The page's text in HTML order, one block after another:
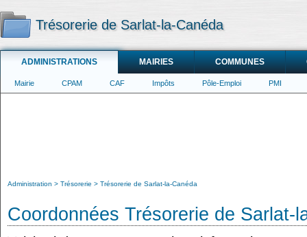
Trésorerie de Sarlat-la-Canéda
ADMINISTRATIONS MAIRIES COMMUNES
Mairie CPAM CAF Impôts Pôle-Emploi PMI
Administration Trésorerie Trésorerie de Sarlat-la-Canéda
Coordonnées Trésorerie de Sarlat-